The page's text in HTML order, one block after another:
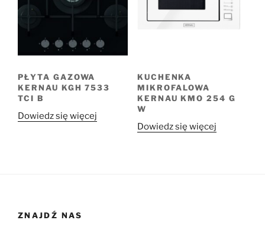
PŁYTA GAZOWA
KERNAU KGH 7533
TCI B
Dowiedz się więcej
KUCHENKA
MIKROFALOWA
KERNAU KMO 254 G
W
Dowiedz się więcej
ZNAJDŹ NAS